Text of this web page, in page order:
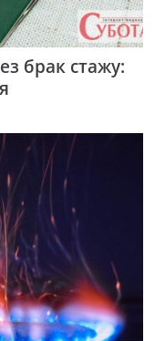
брак стажу: